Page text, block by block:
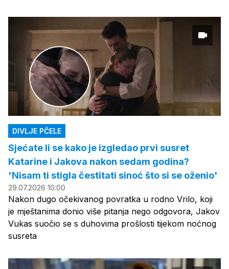
DIVLJE PČELE
Sjećate li se kako je izgledao prvi susret
Katarine i Jakova nakon sedam godina?
'Nisam ti stigla čestitati sinoć što si se oženio'
29.07.2026 10:00
Nakon dugo očekivanog povratka u rodno Vrilo, koji
je mještanima donio više pitanja nego odgovora, Jakov
Vukas suočio se s duhovima prošlosti tijekom noćnog
susreta